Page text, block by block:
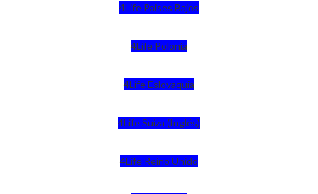
4Life Paises Bajos
4Life Polonia
4Life Eslovaquia
4Life Suiza (Inglés)
4Life Reino Unido